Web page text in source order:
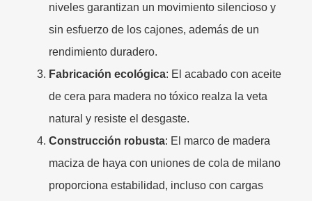
niveles garantizan un movimiento silencioso y
sin esfuerzo de los cajones, además de un
rendimiento duradero.
Fabricación ecológica​: El acabado con aceite
de cera para madera no tóxico realza la veta
natural y resiste el desgaste.
Construcción robusta​: El marco de madera
maciza de haya con uniones de cola de milano
proporciona estabilidad, incluso con cargas